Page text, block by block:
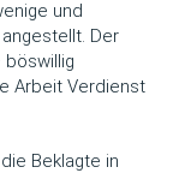
und
Der
Arbeit Verdienst
Beklagte in